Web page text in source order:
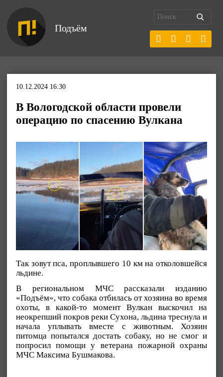
Подъём
10.12.2024 16:30
В Вологодской области провели
операцию по спасению Вулкана
Так зовут пса, проплывшего 10 км на отколовшейся
льдине.
В региональном МЧС рассказали изданию
«Подъём», что собака отбилась от хозяина во время
охоты, в какой-то момент Вулкан выскочил на
неокрепший покров реки Сухона, льдина треснула и
начала уплывать вместе с животным. Хозяин
питомца попытался достать собаку, но не смог и
попросил помощи у ветерана пожарной охраны
МЧС Максима Бушмакова.